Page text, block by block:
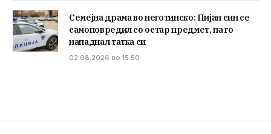
Семејна драма во неготинско: Пијан син се
самоповредил со остар предмет, па го
нападнал татка си
02.08.2026 во 15:50